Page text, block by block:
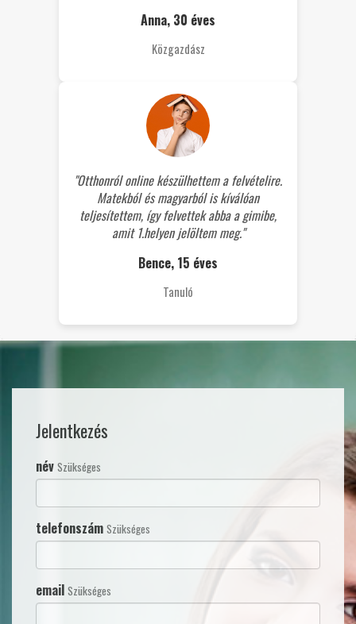
Anna, 30 éves
Közgazdász
"Otthonról online készülhettem a felvételire.
Matekból és magyarból is kíválóan
teljesítettem, így felvettek abba a gimibe,
amit 1.helyen jelöltem meg."
Bence, 15 éves
Tanuló
Jelentkezés
névSzükséges
telefonszámSzükséges
emailSzükséges